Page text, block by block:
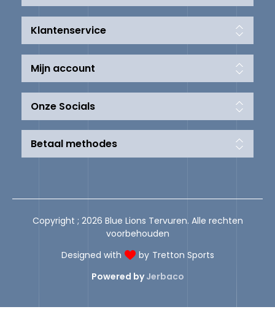
Klantenservice
Mijn account
Onze Socials
Betaal methodes
Copyright ; 2026 Blue Lions Tervuren. Alle rechten
voorbehouden
Designed with
by Tretton Sports
Powered byJerbaco